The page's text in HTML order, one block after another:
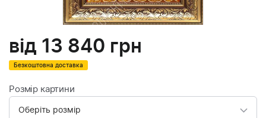
від 13 840 грн
Безкоштовна доставка
Розмір картини